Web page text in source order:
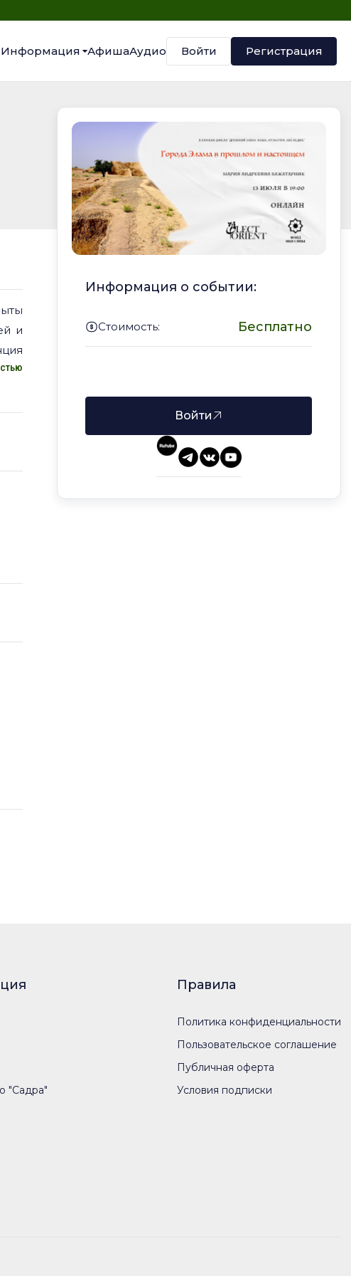
Информация АфишаАудио Войти Регистрация
и
Информация о событии:
Стоимость: Бесплатно
Войти
"Садра"
Правила
Политика конфиденциальности
Пользовательское соглашение
Публичная оферта
Условия подписки